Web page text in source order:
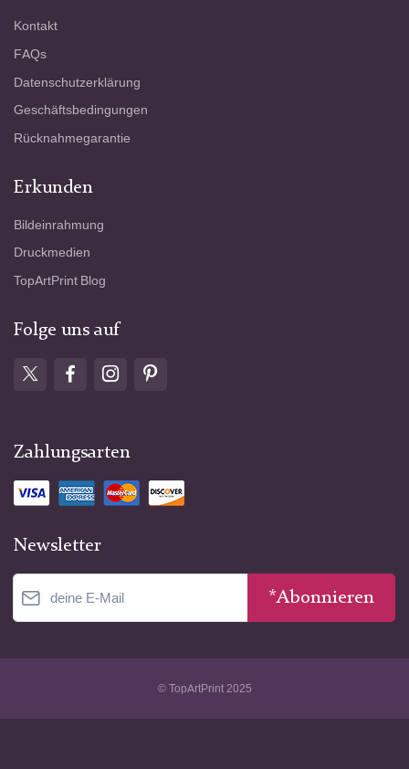
Kontakt
FAQs
Datenschutzerklärung
Geschäftsbedingungen
Rücknahmegarantie
Erkunden
Bildeinrahmung
Druckmedien
TopArtPrint Blog
Folge uns auf
Zahlungsarten
Newsletter
*Abonnieren
© TopArtPrint 2025